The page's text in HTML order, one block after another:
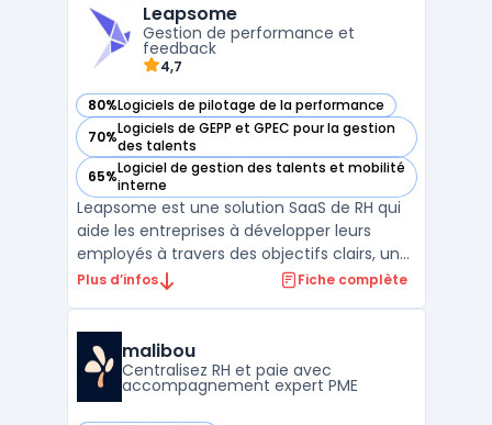
comprennent la visibilité globale sur
l’ensemble des ...
Leapsome
Gestion de performance et
feedback
4,7
80%Logiciels de pilotage de la performance
— voir Leapsome dans cette catégorie
70%Logiciels de GEPP et GPEC pour la gestion
des talents
— voir Leapsome dans cette catégorie
65%Logiciel de gestion des talents et mobilité
interne
— voir Leapsome dans cette catégorie
Leapsome est une solution SaaS de RH qui
aide les entreprises à développer leurs
employés à travers des objectifs clairs, un
feedback continu et un apprentissage de
de reconnaissance et des outils d'analyse
approfondis, Le ...
Plus d’infos Fiche complète
malibou
Centralisez RH et paie avec
accompagnement expert PME